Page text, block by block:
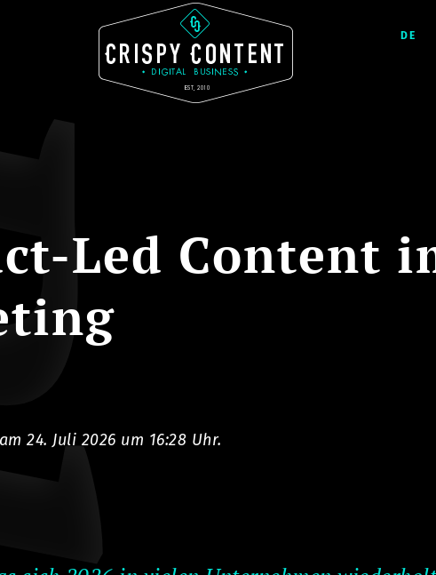
Led Content
24. Juli 2026 um 16:28 Uhr.